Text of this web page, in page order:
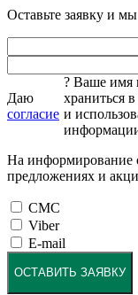
Оставьте заявку и
Даю
согласие
? Ваше имя
храниться
и
На информирование
предложениях и
СМС
Viber
E-mail
ОСТАВИТЬ ЗАЯВКУ